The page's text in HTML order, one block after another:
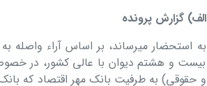
الف) گزارش پرونده
به استحضار میرساند، بر اساس آراء
بیست و ھشتم دیوان با عالی کشور، در